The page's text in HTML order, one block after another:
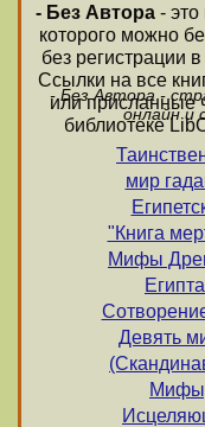
- Без Автора - это
которого можно
без регистрации
Ссылки на все
или присланные
библиотеке
- Без Автора -
онлайн и
мир
"Книга
Мифы
Девять